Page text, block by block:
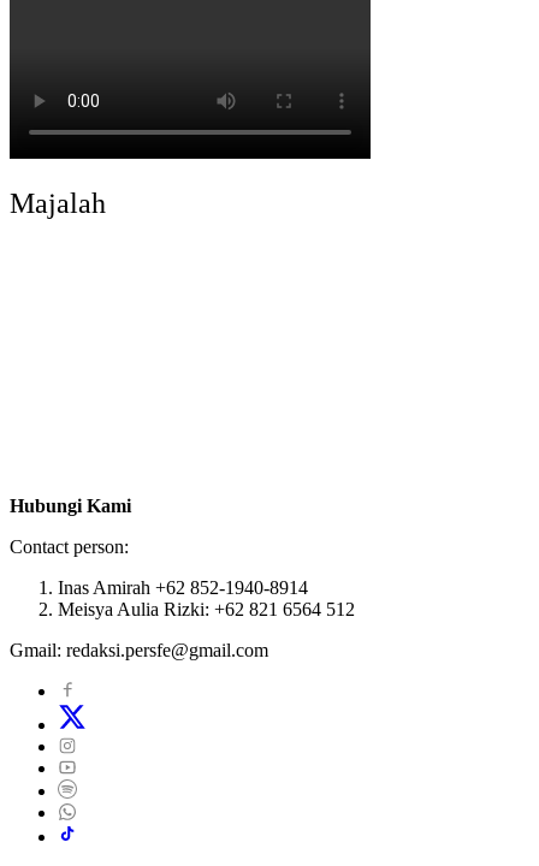
Majalah
Hubungi Kami
Contact person:
Inas Amirah +62 852-1940-8914
Meisya Aulia Rizki: +62 821 6564 512
Gmail: redaksi.persfe@gmail.com